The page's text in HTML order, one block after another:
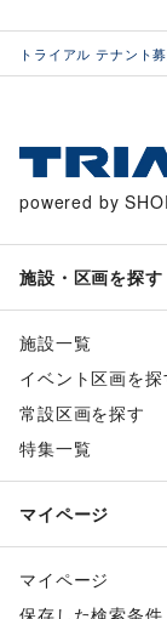
トライアル テナント
powered by
施設・区画を探す
施設一覧
イベント区画を探
常設区画を探す
特集一覧
マイページ
マイページ
保存した検索条件